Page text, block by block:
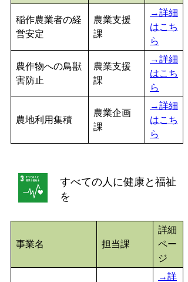
稲作農業者の経
営安定
農業支援
課
→詳細
はこち
ら
農作物への鳥獣
害防止
農業支援
課
→詳細
はこち
ら
農地利用集積
農業企画
課
→詳細
はこち
ら
すべての人に健康と福祉
を
事業名 担当課
詳細
ペー
ジ
→詳